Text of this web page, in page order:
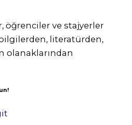
öğrenciler ve stajyerler
literatürden,
olanaklarından